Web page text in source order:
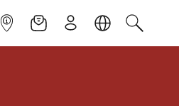
INFOPUNKTNEWSLETTER
ANMELDENSPRACHESUCHEN